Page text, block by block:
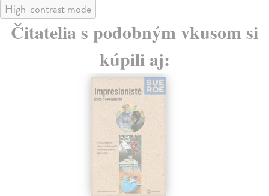
High-contrast mode
Čitatelia s podobným vkusom si
kúpili aj: